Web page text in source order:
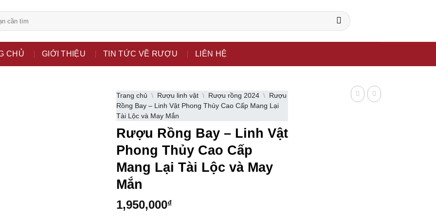
chỉ là kênh giới thiệu thông tin các sản phẩm từ những công ty sản xuất rượu uy tín trên thế giới.
CHỦ GIỚI THIỆU TIN TỨC VỀ RƯỢU LIÊN HỆ
Trang chủ \ Rượu linh vật \ Rượu rồng 2024 \
Rượu
Rồng Bay – Linh Vật Phong Thủy Cao Cấp Mang Lại
Tài Lộc và May Mắn
Rượu Rồng Bay – Linh Vật
Phong Thủy Cao Cấp
Mang Lại Tài Lộc và May
Mắn
1,950,000₫